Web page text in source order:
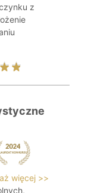
z
więcej >>